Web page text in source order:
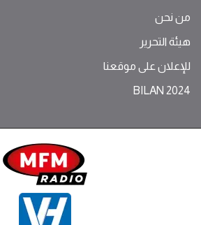
من نحن
هيئة التحرير
للإعلان على موقعنا
BILAN 2024